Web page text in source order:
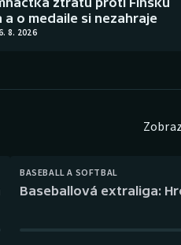
a o medaile si nezahraje
8. 2026
BASEBALL A SOFTBAL
Baseballová extraliga: